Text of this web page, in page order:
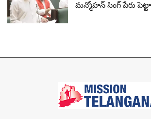
మన్మోహన్ సింగ్ పేరు